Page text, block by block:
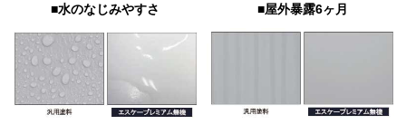
■水のなじみやすさ ■屋外暴露6ヶ月